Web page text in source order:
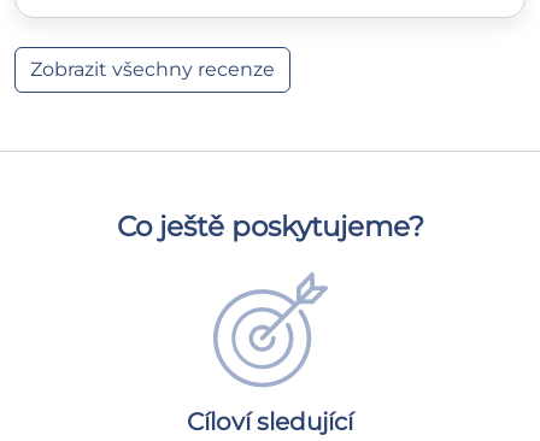
Zobrazit všechny recenze
Co ještě poskytujeme?
Cíloví sledující